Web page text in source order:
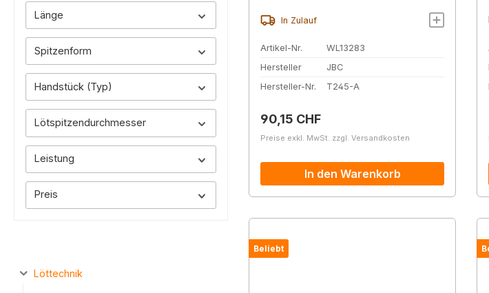
Länge
Spitzenform
Handstück (Typ)
Lötspitzendurchmesser
Leistung
Preis
Löttechnik
In Zulauf
Artikel-Nr.
WL13283
Hersteller
JBC
Hersteller-Nr.
T245-A
Regulärer Preis:
90,15 CHF
Preise exkl. MwSt. zzgl. Versandkosten
In den Warenkorb
Beliebt